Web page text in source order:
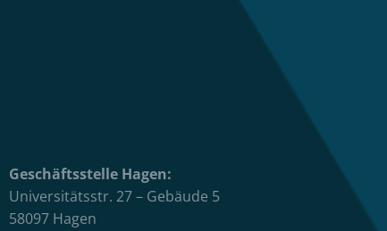
Geschäftsstelle Hagen:
Universitätsstr. 27 – Gebäude 5
58097 Hagen